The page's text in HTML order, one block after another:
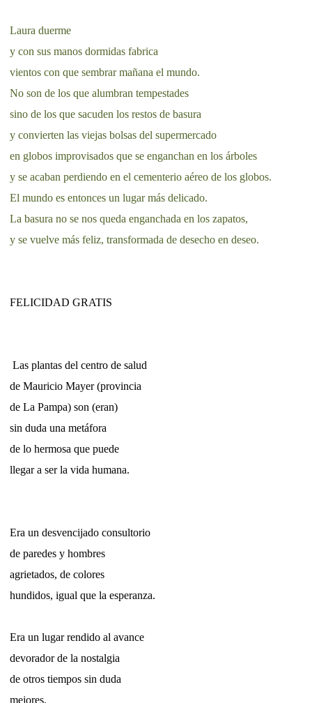
Laura duerme
y con sus manos dormidas fabrica
vientos con que sembrar mañana el mundo.
No son de los que alumbran tempestades
sino de los que sacuden los restos de basura
y convierten las viejas bolsas del supermercado
en globos improvisados que se enganchan en los árboles
y se acaban perdiendo en el cementerio aéreo de los globos.
El mundo es entonces un lugar más delicado.
La basura no se nos queda enganchada en los zapatos,
y se vuelve más feliz, transformada de desecho en deseo.
FELICIDAD GRATIS
Las plantas del centro de salud
de Mauricio Mayer (provincia
de La Pampa) son (eran)
sin duda una metáfora
de lo hermosa que puede
llegar a ser la vida humana.
Era un desvencijado consultorio
de paredes y hombres
agrietados, de colores
hundidos, igual que la esperanza.
Era un lugar rendido al avance
devorador de la nostalgia
de otros tiempos sin duda
mejores.